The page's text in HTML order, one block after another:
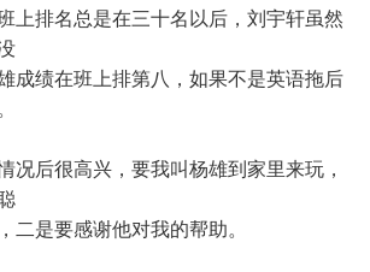
上排名总是在三十名以后，刘宇轩虽然
成绩在班上排第八，如果不是英语拖后
后很高兴，要我叫杨雄到家里来玩，
二是要感谢他对我的帮助。